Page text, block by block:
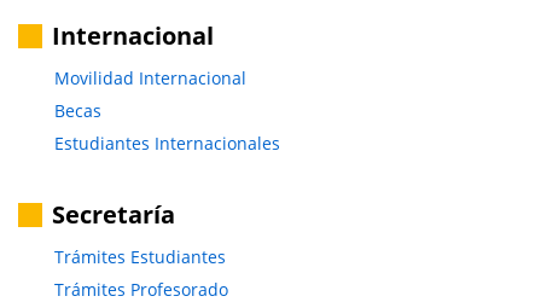
Internacional
Movilidad Internacional
Becas
Estudiantes Internacionales
Secretaría
Trámites Estudiantes
Trámites Profesorado